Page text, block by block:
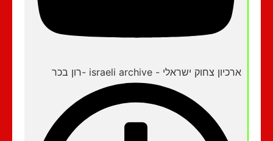
ארכיון צחוק ישראלי - israeli archive -רון בכר